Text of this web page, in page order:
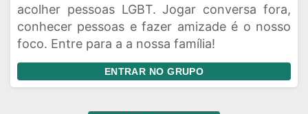
acolher pessoas LGBT. Jogar conversa fora,
conhecer pessoas e fazer amizade é o nosso
foco. Entre para a a nossa família!
ENTRAR NO GRUPO